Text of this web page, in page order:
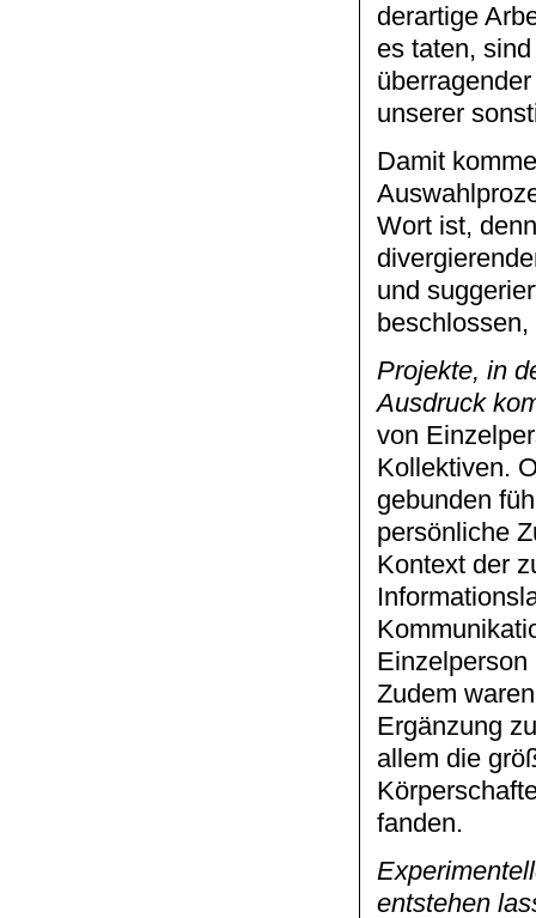
derartige
es taten,
unserer
Damit
Wort ist,
und
Projekte, in
Ausdruck
von
Kollektiven.
gebunden
persönliche
Kontext der
Zudem
Ergänzung
allem die
fanden.
entstehen